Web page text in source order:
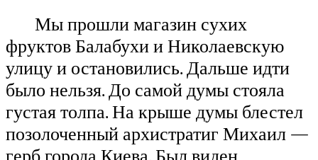
Мы прошли магазин сухих
фруктов Балабухи и Николаевскую
улицу и остановились. Дальше идти
было нельзя. До самой думы стояла
густая толпа. На крыше думы блестел
позолоченный архистратиг Михаил —